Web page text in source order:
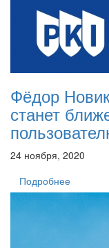
Фёдор
станет
24 ноября, 2020
Подробнее